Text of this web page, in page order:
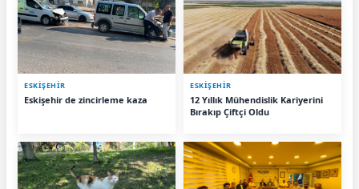
ESKIŞEHIR
Eskişehir de zincirleme kaza
ESKIŞEHIR
12 Yıllık Mühendislik Kariyerini
Bırakıp Çiftçi Oldu